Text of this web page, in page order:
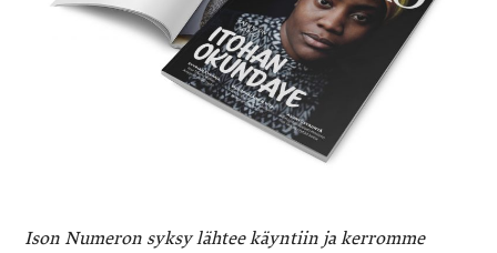
Ison Numeron syksy lähtee käyntiin ja kerromme